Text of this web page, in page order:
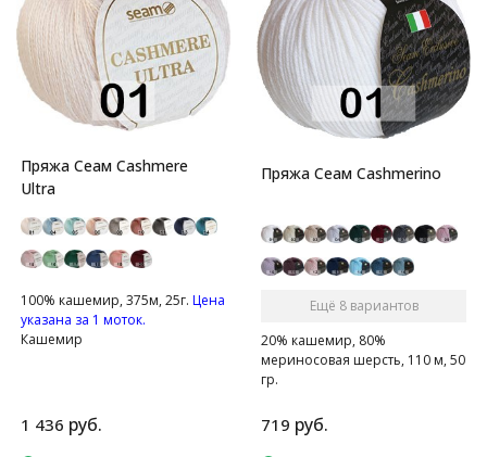
Пряжа Сеам Cashmere
Ultra
100% кашемир, 375м, 25г. Цена
указана за 1 моток.
Кашемир
1 436 руб.
Пряжа Сеам Cashmerino
Ещё 8 вариантов
20% кашемир, 80%
мериносовая шерсть, 110 м, 50
гр.
с чувствительной кожей и для
детей
719 руб.